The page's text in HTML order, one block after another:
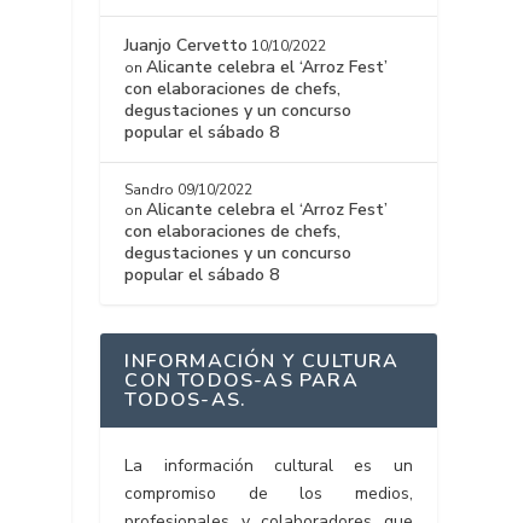
Juanjo Cervetto 10/10/2022
onAlicante celebra el ‘Arroz Fest’
con elaboraciones de chefs,
degustaciones y un concurso
popular el sábado 8
Sandro 09/10/2022
onAlicante celebra el ‘Arroz Fest’
con elaboraciones de chefs,
degustaciones y un concurso
popular el sábado 8
INFORMACIÓN Y CULTURA
CON TODOS-AS PARA
TODOS-AS.
La información cultural es un
compromiso de los medios,